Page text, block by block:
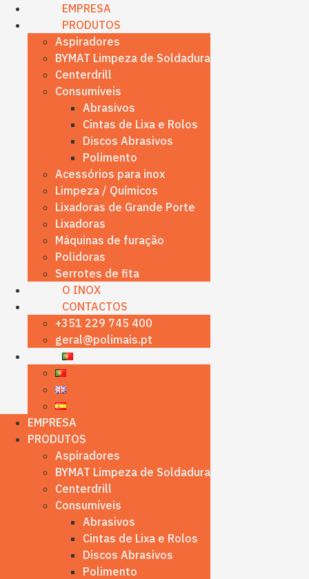
content
EMPRESA
PRODUTOS
Aspiradores
BYMAT Limpeza de Soldadura
Centerdrill
Consumíveis
Abrasivos
Cintas de Lixa e Rolos
Discos Abrasivos
Polimento
Acessórios para inox
Limpeza / Químicos
Lixadoras de Grande Porte
Lixadoras
Máquinas de furação
Polidoras
Serrotes de fita
O INOX
CONTACTOS
+351 229 745 400
geral@polimais.pt
EMPRESA
PRODUTOS
Aspiradores
BYMAT Limpeza de Soldadura
Centerdrill
Consumíveis
Abrasivos
Cintas de Lixa e Rolos
Discos Abrasivos
Polimento